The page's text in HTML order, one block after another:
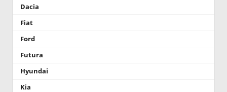
Dacia
Fiat
Ford
Futura
Hyundai
Kia